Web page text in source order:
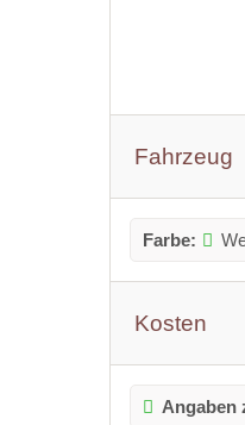
Fahrzeug
Farbe:
Kosten
Angaben